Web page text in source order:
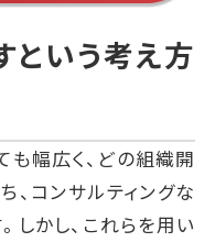
という考え方
幅広く、どの組織開
コンサルティングな
しかし、これらを用い